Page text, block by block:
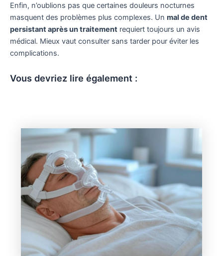
Enfin, n’oublions pas que certaines douleurs nocturnes
masquent des problèmes plus complexes. Un mal de dent
persistant après un traitement requiert toujours un avis
médical. Mieux vaut consulter sans tarder pour éviter les
complications.
Vous devriez lire également :